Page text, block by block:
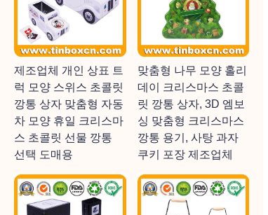
제조업체 개인 상표 트
럭 모양 스위스 초콜릿
깡통 상자 맞춤형 자동
차 모양 휴일 크리스마
스 초콜릿 선물 깡통
선택 도매용
맞춤형 나무 모양 홀리
데이 크리스마스 초콜
릿 깡통 상자, 3D 엠보
싱 맞춤형 크리스마스
깡통 용기, 사탕 과자
쿠키 포장 제조업체